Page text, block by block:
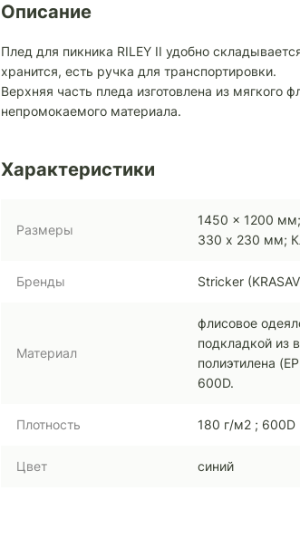
Описание
Плед для пикника RILEY II удобно
хранится, есть ручка для транспортировки.
Верхняя часть пледа изготовлена из мягкого
непромокаемого материала.
Характеристики
Размеры
1450 x 1200
330 x 230 мм;
Бренды Stricker
Материал
флисовое
подкладкой из
полиэтилена
600D.
Плотность 180 г/м2 ; 600D
Цвет синий